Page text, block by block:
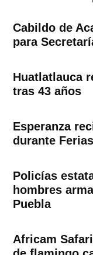
Cabildo de
para
Huatlatlauca
tras 43 años
Esperanza
durante
Policías
hombres
Puebla
Africam